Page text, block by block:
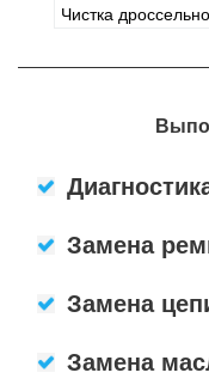
Чистка
Замена
Замена
Замена